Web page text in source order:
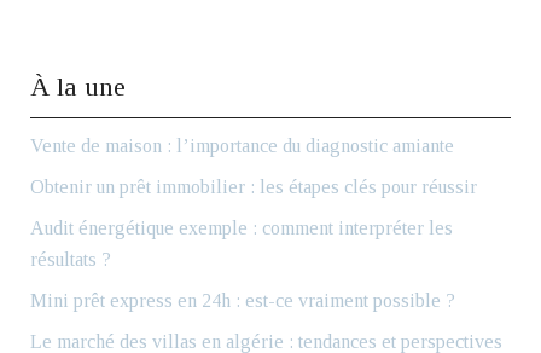
À la une
Vente de maison : l’importance du diagnostic amiante
Obtenir un prêt immobilier : les étapes clés pour réussir
Audit énergétique exemple : comment interpréter les
résultats ?
Mini prêt express en 24h : est-ce vraiment possible ?
Le marché des villas en algérie : tendances et perspectives